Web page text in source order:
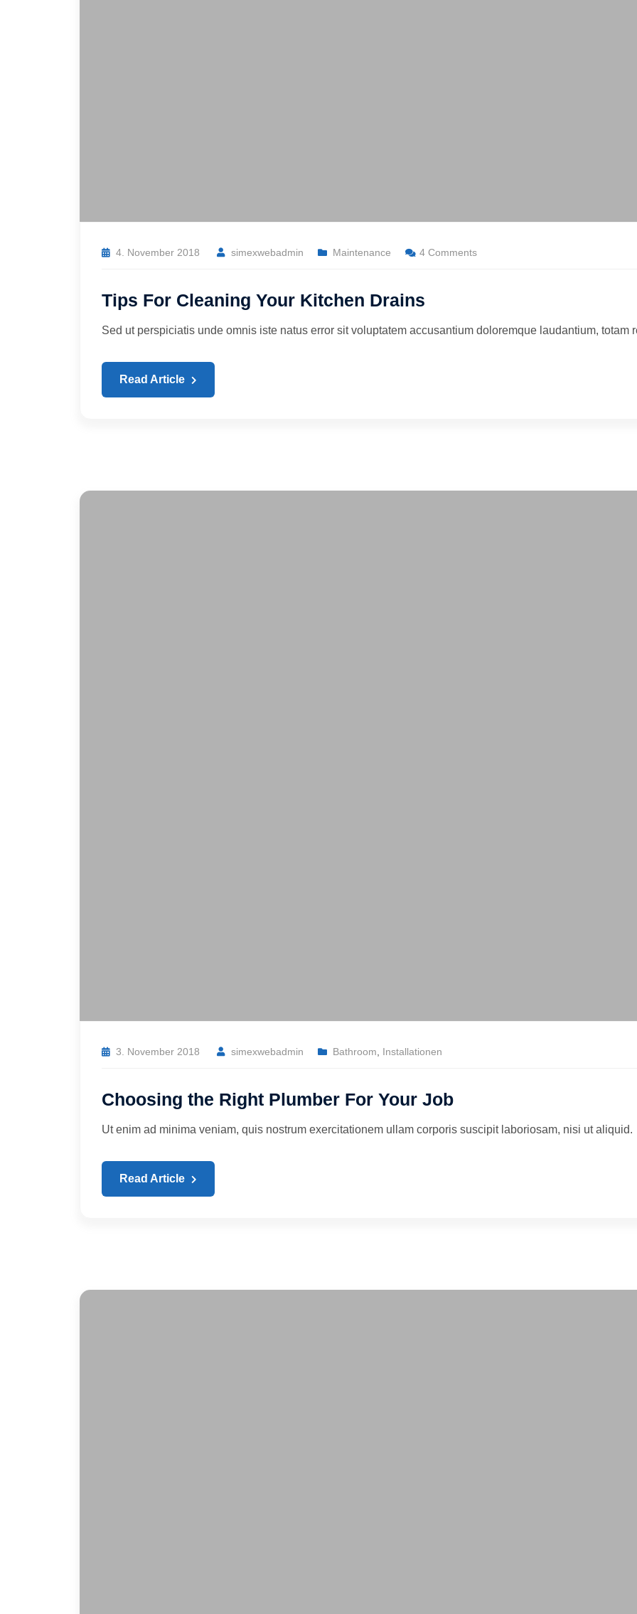
4. November 2018 simexwebadmin Maintenance 4 Comments
Tips For Cleaning Your Kitchen Drains
Sed ut perspiciatis unde omnis iste natus error sit voluptatem accusantium doloremque laudantium, totam
Read Article
3. November 2018 simexwebadmin Bathroom, Installationen
Choosing the Right Plumber For Your Job
Ut enim ad minima veniam, quis nostrum exercitationem ullam corporis suscipit laboriosam, nisi ut aliquid.
Read Article